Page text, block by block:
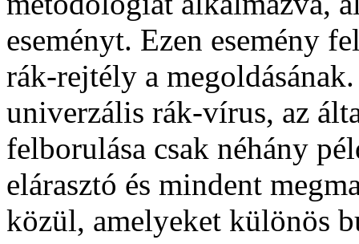
eseményt. Ezen esemény
rák-rejtély a
univerzális rák-vírus, az
felborulása csak néhány
elárasztó és mindent
közül, amelyeket különös